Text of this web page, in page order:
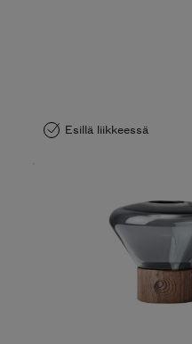
Esillä liikkeessä